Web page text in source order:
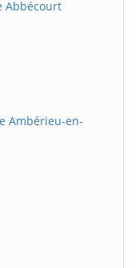
Abbécourt
Ambérieu-en-